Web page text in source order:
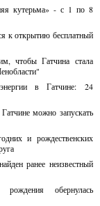
кутерьма» - с 1 по 8
к открытию бесплатный
чтобы Гатчина стала
в Гатчине: 24
можно запускать
и рождественских
ранее неизвестный
обернулась